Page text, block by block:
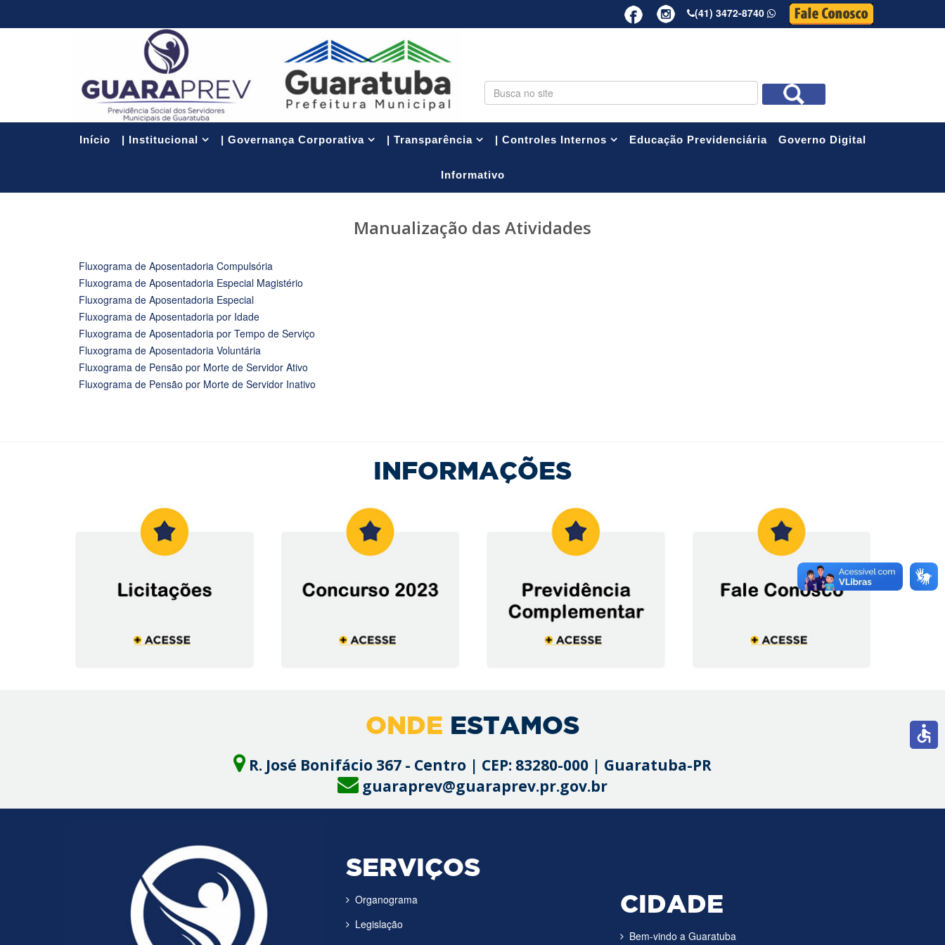
(41) 3472-8740
Início | Institucional | Governança Corporativa | Transparência | Controles Internos Educação Previdenciária Governo Digital
Informativo
Manualização das Atividades
Fluxograma de Aposentadoria Compulsória
Fluxograma de Aposentadoria Especial Magistério
Fluxograma de Aposentadoria Especial
Fluxograma de Aposentadoria por Idade
Fluxograma de Aposentadoria por Tempo de Serviço
Fluxograma de Aposentadoria Voluntária
Fluxograma de Pensão por Morte de Servidor Ativo
Fluxograma de Pensão por Morte de Servidor Inativo
INFORMAÇÕES
ONDE ESTAMOS
R. José Bonifácio 367 - Centro | CEP: 83280-000 | Guaratuba-PR
guaraprev@guaraprev.pr.gov.br
SERVIÇOS
Organograma
Legislação
CIDADE
Bem-vindo a Guaratuba
accessible